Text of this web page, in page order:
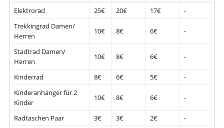
Elektrorad
25€ 20€ 17€
-
Trekkingrad Damen/
Herren
10€ 8€ 6€ -
Stadtrad Damen/
Herren
10€ 8€ 6€ -
Kinderrad 8€ 6€ 5€
-
Kinderanhänger für 2
Kinder
10€ 8€ 6€ -
Radtaschen Paar 3€ 3€ 2€
-